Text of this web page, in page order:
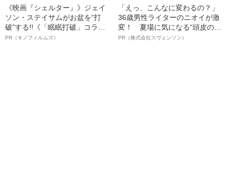
《映画『シェルター』》ジェイ
ソン・ステイサムがお盆を“打
破”する!!《「眠眠打破」コラ
ボ》
PR（キノフィルムズ）
「えっ、こんなに変わるの？」
36歳男性ライターのニオイが激
変！ 夏場に気になる“頭皮のニ
オイ”や“ベタつき”を解消す
PR（株式会社スヴェンソン）